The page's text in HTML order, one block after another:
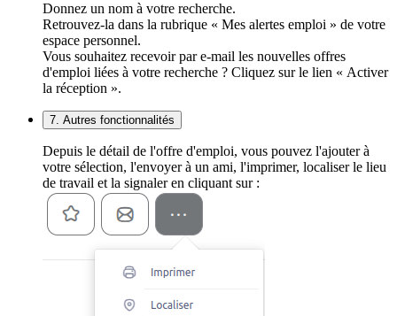
Donnez un nom à votre recherche.
Retrouvez-la dans la rubrique « Mes alertes emploi » de votre
espace personnel.
Vous souhaitez recevoir par e-mail les nouvelles offres
d'emploi liées à votre recherche ? Cliquez sur le lien « Activer
la réception ».
7. Autres fonctionnalités
Depuis le détail de l'offre d'emploi, vous pouvez l'ajouter à
votre sélection, l'envoyer à un ami, l'imprimer, localiser le lieu
de travail et la signaler en cliquant sur :